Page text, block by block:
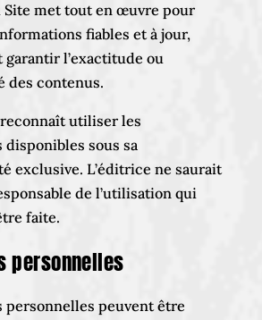
Site met tout en œuvre pour
fiables et à jour,
garantir l’exactitude ou
des contenus.
utiliser les
sous sa
exclusive. L’éditrice ne saurait
de l’utilisation qui
faite.
personnelles
personnelles peuvent être